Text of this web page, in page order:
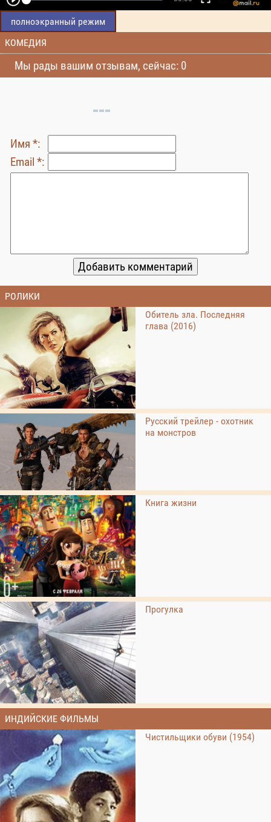
полноэкранный режим
КОМЕДИЯ
Мы рады вашим отзывам, сейчас: 0
Имя *:
Email *:
РОЛИКИ
Обитель зла. Последняя
глава (2016)
Русский трейлер - охотник
на монстров
Книга жизни
Прогулка
ИНДИЙСКИЕ ФИЛЬМЫ
Чистильщики обуви (1954)